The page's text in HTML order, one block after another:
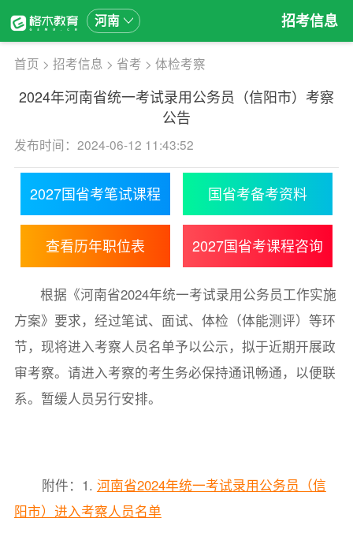
河南 招考信息
首页 > 招考信息 > 省考 > 体检考察
2024年河南省统一考试录用公务员（信阳市）考察
公告
发布时间：2024-06-12 11:43:52
2027国省考笔试课程 国省考备考资料
查看历年职位表 2027国省考课程咨询
根据《河南省2024年统一考试录用公务员工作实施
方案》要求，经过笔试、面试、体检（体能测评）等环
节，现将进入考察人员名单予以公示，拟于近期开展政
审考察。请进入考察的考生务必保持通讯畅通，以便联
系。暂缓人员另行安排。
附件：1. 河南省2024年统一考试录用公务员（信
阳市）进入考察人员名单